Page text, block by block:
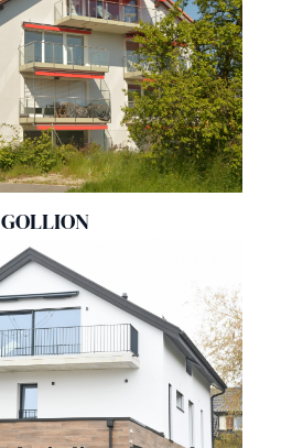
GOLLION